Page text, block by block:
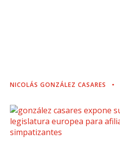
NICOLÁS GONZÁLEZ CASARES